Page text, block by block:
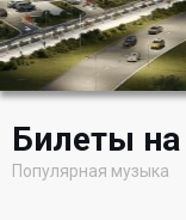
Билеты
Популярная музыка